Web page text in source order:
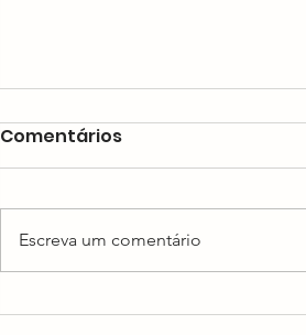
Como prevenir infecções
Comentários
Escreva um comentário